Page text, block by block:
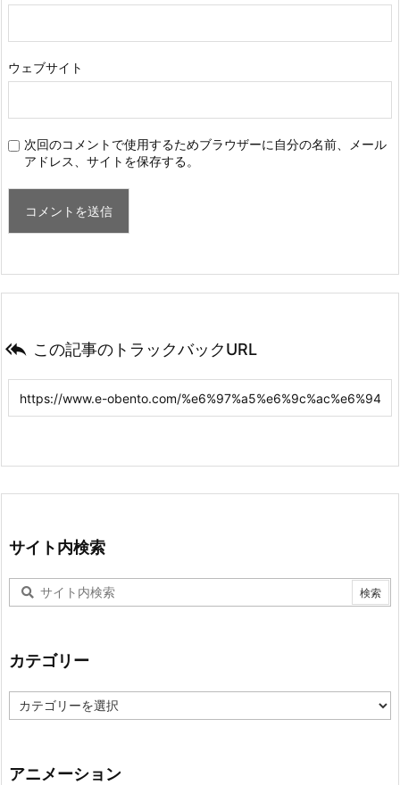
ウェブサイト
次回のコメントで使用するためブラウザーに自分の名前、メール
アドレス、サイトを保存する。
 この記事のトラックバックURL
サイト内検索
カテゴリー
テ
ー
アニメーション